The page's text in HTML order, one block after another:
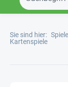
Sie sind hier:
Kartenspiele